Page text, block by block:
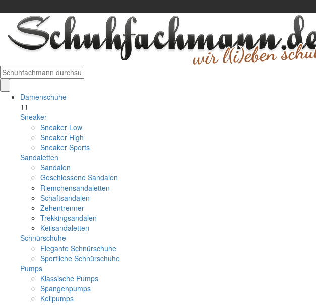
Damenschuhe
11
Sneaker
Sneaker Low
Sneaker High
Sneaker Sports
Sandaletten
Sandalen
Geschlossene Sandalen
Riemchensandaletten
Schaftsandalen
Zehentrenner
Trekkingsandalen
Keilsandaletten
Schnürschuhe
Elegante Schnürschuhe
Sportliche Schnürschuhe
Pumps
Klassische Pumps
Spangenpumps
Keilpumps